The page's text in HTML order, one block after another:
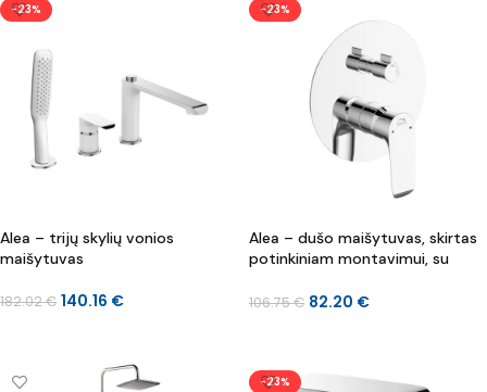
-23%
Alea – trijų skylių vonios
maišytuvas
182.02€ 140.16 €
-23%
Alea – dušo maišytuvas, skirtas
potinkiniam montavimui, su
106.75€ 82.20 €
-23%